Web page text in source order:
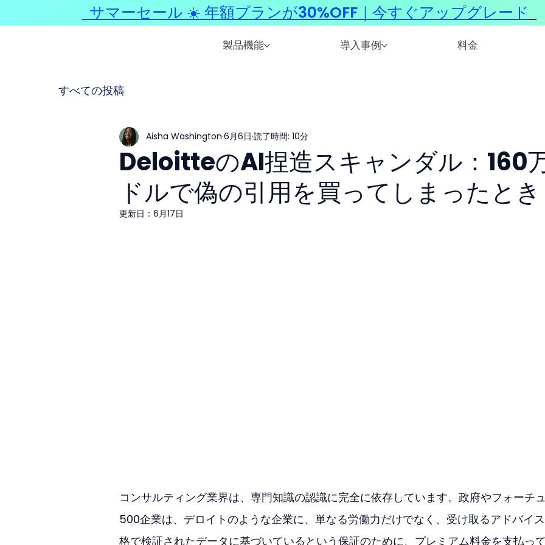
製品機能 導入事例 料金
すべての投稿
DeloitteのAI捏造スキャンダル：160
ドルで偽の引用を買ってしまったとき
Aisha Washington 6月6日 読了時間: 10分
更新日： 6月17日
コンサルティング業界は、専門知識の認識に完全に依存しています。政府やフォーチ
500企業は、デロイトのような企業に、単なる労働力だけでなく、受け取るアドバイ
格で検証されたデータに基づいているという保証のために、プレミアム料金を支払っ
サマーセール ☀️ 年額プランが30%OFF｜今すぐアップグレード